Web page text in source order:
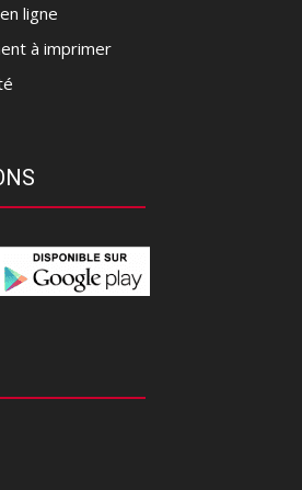
ligne
à imprimer